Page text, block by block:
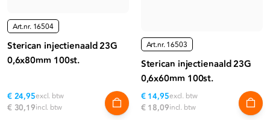
Art.nr. 16504
Sterican injectienaald 23G
0,6x80mm 100st.
€ 24,95excl. btw
€ 30,19incl. btw
Art.nr.16503
Sterican injectienaald 23G
0,6x60mm 100st.
€ 14,95excl. btw
€ 18,09incl. btw